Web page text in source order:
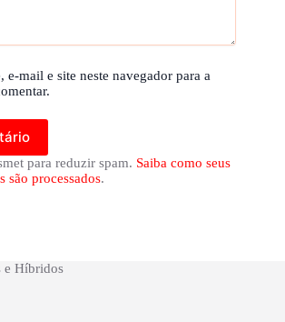
e-mail e site neste navegador para a
para reduzir spam. Saiba como seus
são processados.
e Híbridos